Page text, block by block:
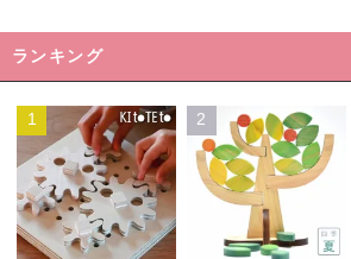
ランキング
1 2